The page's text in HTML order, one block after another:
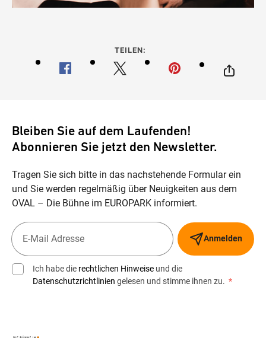
TEILEN:
Bleiben Sie auf dem Laufenden!
Abonnieren Sie jetzt den Newsletter.
Tragen Sie sich bitte in das nachstehende Formular ein
und Sie werden regelmäßig über Neuigkeiten aus dem
OVAL – Die Bühne im EUROPARK informiert.
Anmelden
Ich habe die rechtlichen Hinweise und die
Datenschutzrichtlinien gelesen und stimme ihnen zu. *